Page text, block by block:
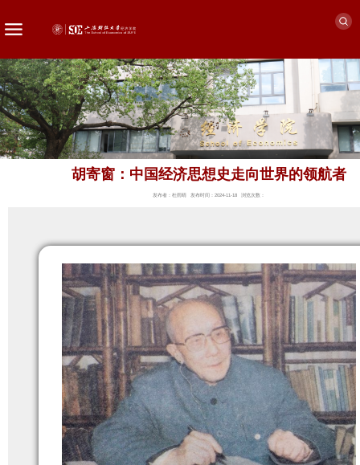
胡寄窗：中国经济思想史走向世界的领航者
发布者：杜雨晴 发布时间：2024-11-18 浏览次数：